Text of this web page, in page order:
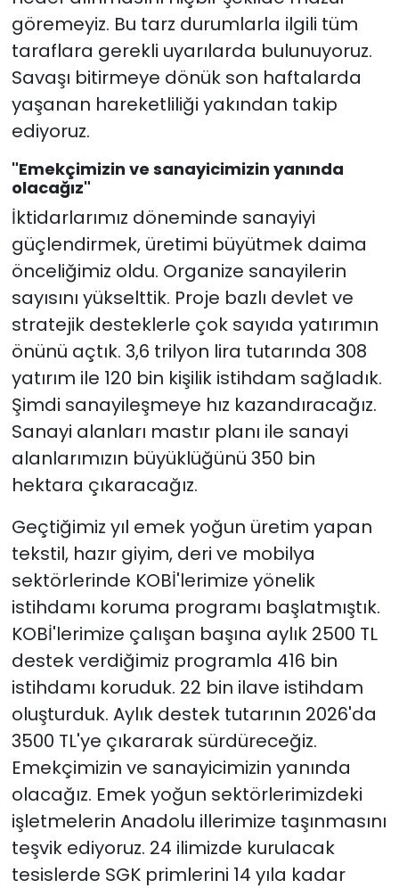
göremeyiz. Bu tarz durumlarla ilgili tüm
taraflara gerekli uyarılarda bulunuyoruz.
Savaşı bitirmeye dönük son haftalarda
yaşanan hareketliliği yakından takip
ediyoruz.
"Emekçimizin ve sanayicimizin yanında
olacağız"
İktidarlarımız döneminde sanayiyi
güçlendirmek, üretimi büyütmek daima
önceliğimiz oldu. Organize sanayilerin
sayısını yükselttik. Proje bazlı devlet ve
stratejik desteklerle çok sayıda yatırımın
önünü açtık. 3,6 trilyon lira tutarında 308
yatırım ile 120 bin kişilik istihdam sağladık.
Şimdi sanayileşmeye hız kazandıracağız.
Sanayi alanları mastır planı ile sanayi
alanlarımızın büyüklüğünü 350 bin
hektara çıkaracağız.
Geçtiğimiz yıl emek yoğun üretim yapan
tekstil, hazır giyim, deri ve mobilya
sektörlerinde KOBİ'lerimize yönelik
istihdamı koruma programı başlatmıştık.
KOBİ'lerimize çalışan başına aylık 2500 TL
destek verdiğimiz programla 416 bin
istihdamı koruduk. 22 bin ilave istihdam
oluşturduk. Aylık destek tutarının 2026'da
3500 TL'ye çıkararak sürdüreceğiz.
Emekçimizin ve sanayicimizin yanında
olacağız. Emek yoğun sektörlerimizdeki
işletmelerin Anadolu illerimize taşınmasını
teşvik ediyoruz. 24 ilimizde kurulacak
tesislerde SGK primlerini 14 yıla kadar